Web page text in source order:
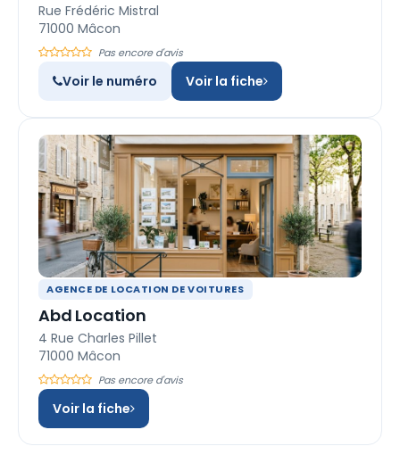
Rue Frédéric Mistral
71000 Mâcon
Pas encore d'avis
Voir le numéro Voir la fiche
AGENCE DE LOCATION DE VOITURES
Abd Location
4 Rue Charles Pillet
71000 Mâcon
Pas encore d'avis
Voir la fiche